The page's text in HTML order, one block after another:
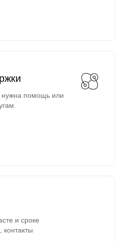
помощь или
и сроке
контакты